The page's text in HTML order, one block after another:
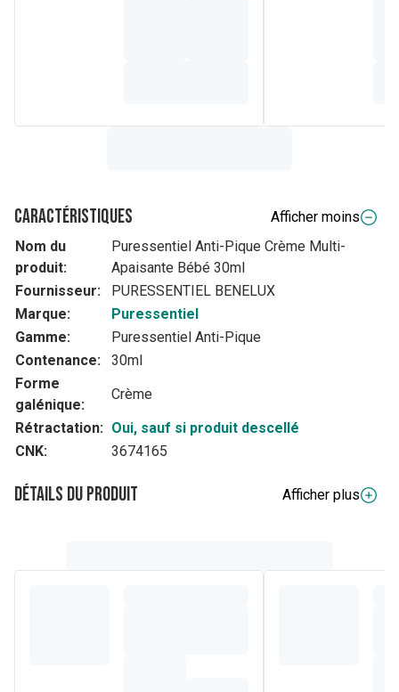
Caractéristiques
Afficher moins
Nom du
produit:
Puressentiel Anti-Pique Crème Multi-
Apaisante Bébé 30ml
Fournisseur:
PURESSENTIEL BENELUX
Marque:
Puressentiel
Gamme:
Puressentiel Anti-Pique
Contenance:
30ml
Forme
galénique:
Crème
Rétractation: Oui, sauf si produit descellé
CNK:
3674165
Détails du produit
Afficher plus
petits dès 6 mois.